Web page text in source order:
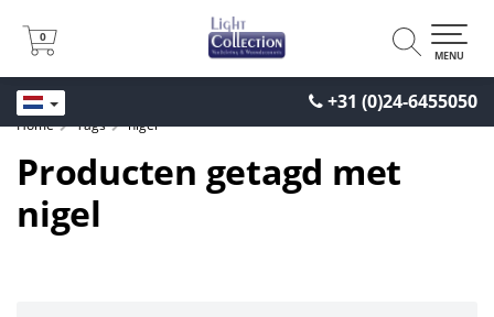
+31 (0)24-6455050
0
0
MENU
Home Tags nigel
Producten getagd met
nigel